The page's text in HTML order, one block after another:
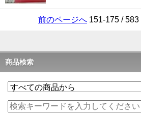
前のページへ 151-175 / 583
商品検索